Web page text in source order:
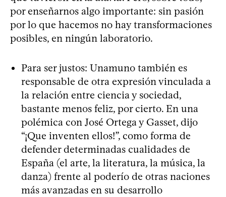
por enseñarnos algo importante: sin pasión
por lo que hacemos no hay transformaciones
posibles, en ningún laboratorio.
Para ser justos: Unamuno también es
responsable de otra expresión vinculada a
la relación entre ciencia y sociedad,
bastante menos feliz, por cierto. En una
polémica con José Ortega y Gasset, dijo
“¡Que inventen ellos!”, como forma de
defender determinadas cualidades de
España (el arte, la literatura, la música, la
danza) frente al poderío de otras naciones
más avanzadas en su desarrollo